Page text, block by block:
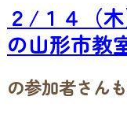
２/１４（
の山形市教
の参加者さん